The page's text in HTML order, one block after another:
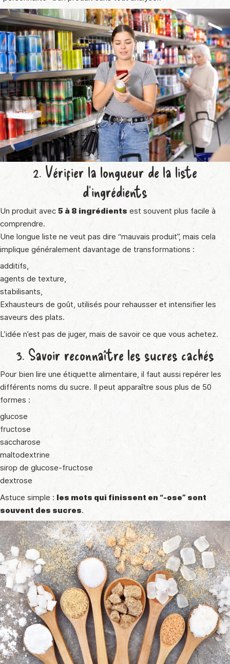
2. Vérifier la longueur de la liste
d’ingrédients
Un produit avec 5 à 8 ingrédients est souvent plus facile à
comprendre.
Une longue liste ne veut pas dire “mauvais produit”, mais cela
implique généralement davantage de transformations :
additifs,
agents de texture,
stabilisants,
Exhausteurs de goût, utilisés pour rehausser et intensifier les
saveurs des plats.
L’idée n’est pas de juger, mais de savoir ce que vous achetez.
3. Savoir reconnaître les sucres cachés
Pour bien lire une étiquette alimentaire, il faut aussi repérer les
différents noms du sucre. Il peut apparaître sous plus de 50
formes :
glucose
fructose
saccharose
maltodextrine
sirop de glucose-fructose
dextrose
Astuce simple : les mots qui finissent en “-ose” sont
souvent des sucres.